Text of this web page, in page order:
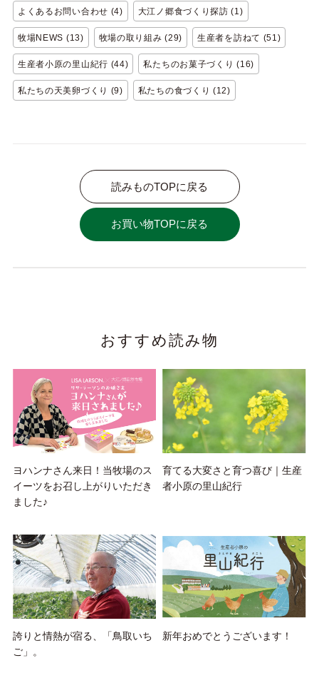
よくあるお問い合わせ (4) 大江ノ郷食づくり探訪 (1)
牧場NEWS (13) 牧場の取り組み (29) 生産者を訪ねて (51)
生産者小原の里山紀行 (44) 私たちのお菓子づくり (16)
私たちの天美卵づくり (9) 私たちの食づくり (12)
読みものTOPに戻る
お買い物TOPに戻る
おすすめ読み物
ヨハンナさん来日！当牧場のス
イーツをお召し上がりいただき
ました♪
育てる大変さと育つ喜び｜生産
者小原の里山紀行
誇りと情熱が宿る、「鳥取いち
ご」。
新年おめでとうございます！